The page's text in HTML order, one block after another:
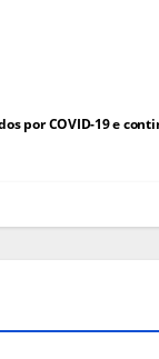
por COVID-19 e